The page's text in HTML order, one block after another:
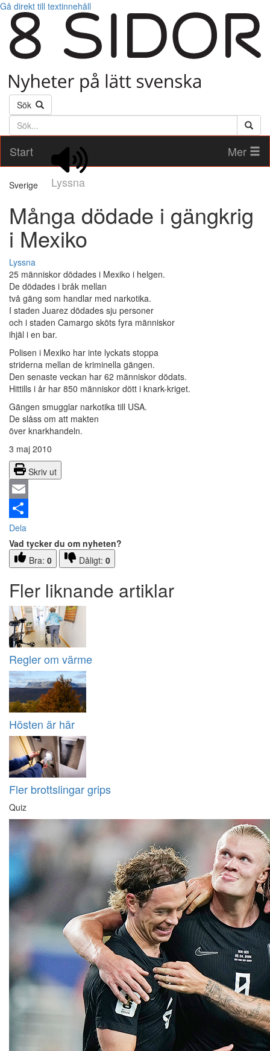
Gå direkt till textinnehåll
Sök
Söktext
Start
Lyssna
Mer
Sverige
Många dödade i gängkrig
i Mexiko
Lyssna
25 människor dödades i Mexiko i helgen.
De dödades i bråk mellan
två gäng som handlar med narkotika.
I staden Juarez dödades sju personer
och i staden Camargo sköts fyra människor
ihjäl i en bar.
Polisen i Mexiko har inte lyckats stoppa
striderna mellan de kriminella gängen.
Den senaste veckan har 62 människor dödats.
Hittills i år har 850 människor dött i knark-kriget.
Gängen smugglar narkotika till USA.
De slåss om att makten
över knarkhandeln.
3 maj 2010
Skriv ut
Email
Dela
Vad tycker du om nyheten?
Bra: 0 Dåligt: 0
Fler liknande artiklar
Regler om värme
Hösten är här
Fler brottslingar grips
Quiz